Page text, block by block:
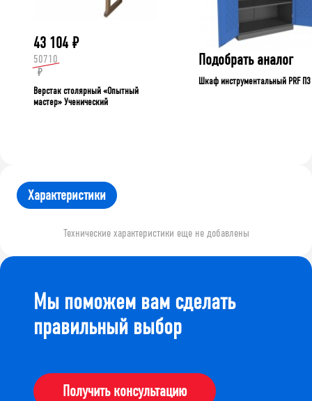
43 104 ₽
50710
₽
Верстак столярный «Опытный
мастер» Ученический
Подобрать аналог
Шкаф инструментальный PRF П3
Характеристики
Технические характеристики еще не добавлены
Мы поможем вам сделать
правильный выбор
Получить консультацию